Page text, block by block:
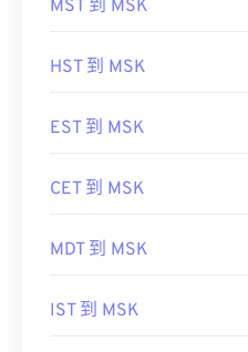
MST 到 MSK
HST 到 MSK
EST 到 MSK
CET 到 MSK
MDT 到 MSK
IST 到 MSK